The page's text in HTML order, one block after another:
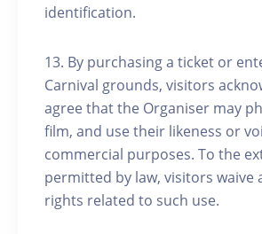
identification.
13. By purchasing a ticket or
Carnival grounds, visitors
agree that the Organiser may
film, and use their likeness or
commercial purposes. To the
permitted by law, visitors waive
rights related to such use.